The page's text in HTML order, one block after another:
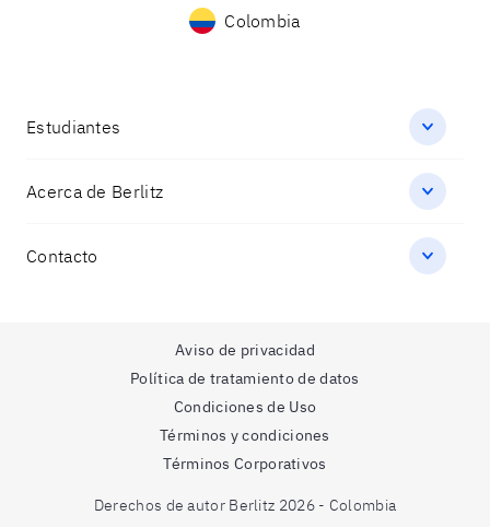
Colombia
Estudiantes
Acerca de Berlitz
Contacto
Derechos de autor Berlitz 2026 - Colombia
Aviso de privacidad
Política de tratamiento de datos
Condiciones de Uso
Términos y condiciones
Términos Corporativos